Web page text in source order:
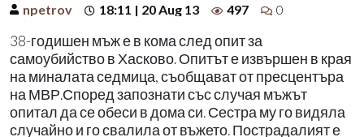
npetrov 18:11 | 20 Aug 13 497 0
38-годишен мъж е в кома след опит за
самоубийство в Хасково. Опитът е извършен в края
на миналата седмица, съобщават от пресцентъра
на МВР.Според запознати със случая мъжът
опитал да се обеси в дома си. Сестра му го видяла
случайно и го свалила от въжето. Пострадалият е